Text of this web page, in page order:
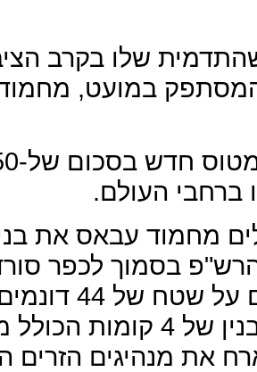
שלו בקרב
המסתפק במועט,
ברחבי העולם.
מחמוד עבאס את
בסמוך לכפר
מיליון דולר, מדובר בבבנין
את מנהיגים